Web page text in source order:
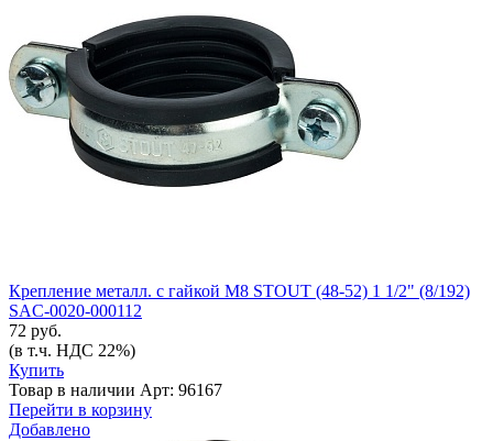
Крепление металл. с гайкой М8 STOUT (48-52) 1 1/2" (8/192)
SAC-0020-000112
72 руб.
(в т.ч. НДС 22%)
Купить
Товар в наличии Арт: 96167
Перейти в корзину
Добавлено